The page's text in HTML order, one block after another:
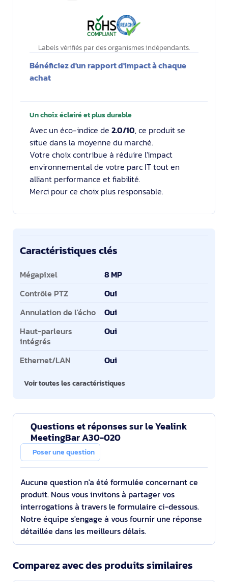
Labels vérifiés par des organismes indépendants.
Bénéficiez d'un rapport d'impact à chaque
achat
Un choix éclairé et plus durable
Avec un éco-indice de 2.0/10, ce produit se
situe dans la moyenne du marché.
Votre choix contribue à réduire l'impact
environnemental de votre parc IT tout en
alliant performance et fiabilité.
Merci pour ce choix plus responsable.
Caractéristiques clés
Caractéristiques clés
Mégapixel
8 MP
Contrôle PTZ
Oui
Annulation de l'écho
Oui
Haut-parleurs
intégrés
Oui
Ethernet/LAN Oui
Voir toutes les caractéristiques
Questions et réponses sur le Yealink
MeetingBar A30-020
Poser une question
Aucune question n'a été formulée concernant ce
produit. Nous vous invitons à partager vos
interrogations à travers le formulaire ci-dessous.
Notre équipe s'engage à vous fournir une réponse
détaillée dans les meilleurs délais.
Comparez avec des produits similaires